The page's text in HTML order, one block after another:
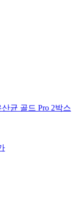
균 골드 Pro 2박스